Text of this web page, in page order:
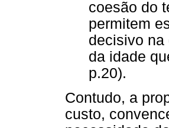
coesão do
permitem
decisivo na
da idade
p.20).
Contudo, a
custo,